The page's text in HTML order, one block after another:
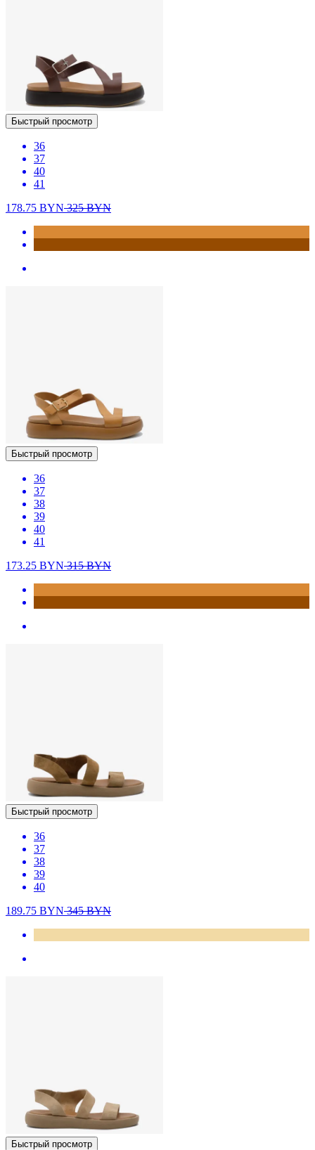
Быстрый просмотр
36
37
40
41
178.75 BYN325BYN
Быстрый просмотр
36
37
38
39
40
41
173.25 BYN315BYN
Быстрый просмотр
36
37
38
39
40
189.75 BYN345BYN
Быстрый просмотр